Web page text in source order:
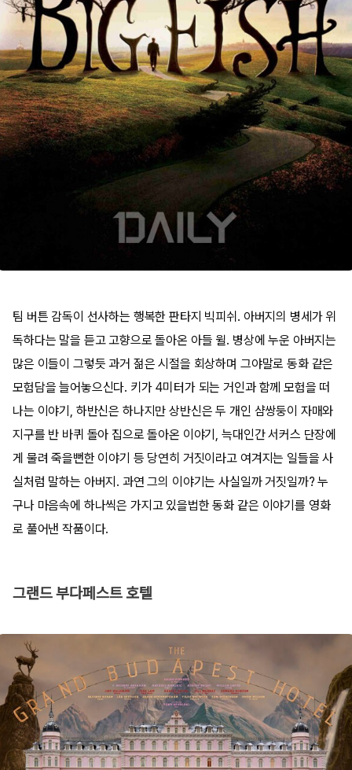
팀 버튼 감독이 선사하는 행복한 판타지 빅피쉬. 아버지의 병세가 위
독하다는 말을 듣고 고향으로 돌아온 아들 윌. 병상에 누운 아버지는
많은 이들이 그렇듯 과거 젊은 시절을 회상하며 그야말로 동화 같은
모험담을 늘어놓으신다. 키가 4미터가 되는 거인과 함께 모험을 떠
나는 이야기, 하반신은 하나지만 상반신은 두 개인 샴쌍둥이 자매와
지구를 반 바퀴 돌아 집으로 돌아온 이야기, 늑대인간 서커스 단장에
게 물려 죽을뻔한 이야기 등 당연히 거짓이라고 여겨지는 일들을 사
실처럼 말하는 아버지. 과연 그의 이야기는 사실일까 거짓일까? 누
구나 마음속에 하나씩은 가지고 있을법한 동화 같은 이야기를 영화
로 풀어낸 작품이다.
그랜드 부다페스트 호텔